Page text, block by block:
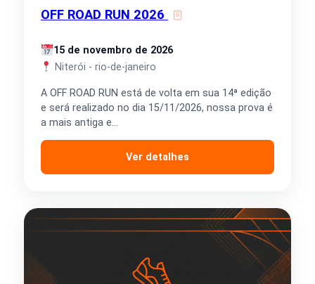
OFF ROAD RUN 2026
15 de novembro de 2026
Niterói - rio-de-janeiro
A OFF ROAD RUN está de volta em sua 14ª edição
e será realizado no dia 15/11/2026, nossa prova é
a mais antiga e…
Ver detalhes